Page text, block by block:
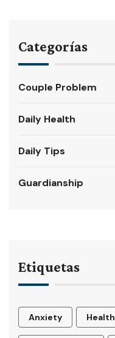
Categorías
Couple Problem
Daily Health
Daily Tips
Guardianship
Etiquetas
Anxiety Health